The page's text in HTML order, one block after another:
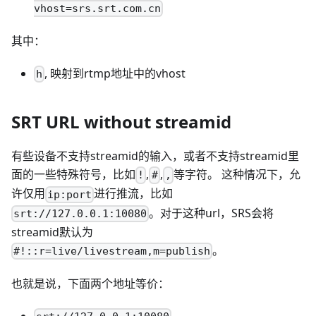
vhost=srs.srt.com.cn
其中：
h , 映射到rtmp地址中的vhost
SRT URL without streamid
有些设备不支持streamid的输入，或者不支持streamid里
面的一些特殊符号，比如 ! , #, , 等字符。 这种情况下，允
许仅用 ip:port 进行推流，比如
srt://127.0.0.1:10080 。对于这种url，SRS会将
streamid默认为
#!::r=live/livestream,m=publish 。
也就是说，下面两个地址等价：